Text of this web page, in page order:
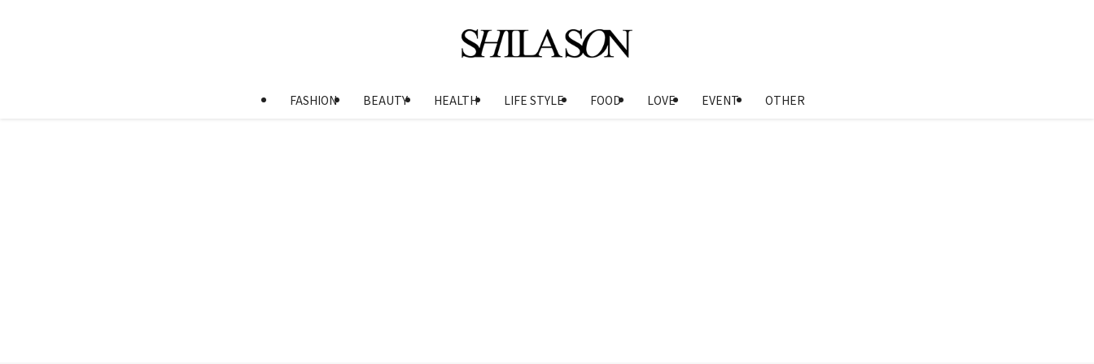
FASHION BEAUTY HEALTH LIFE STYLE FOOD LOVE EVENT OTHER